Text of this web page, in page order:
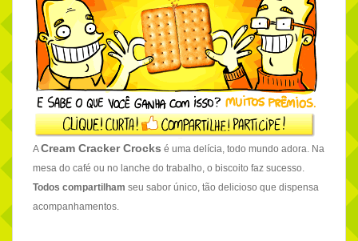
ACream Cracker Crocks é uma delícia, todo mundo adora. Na
mesa do café ou no lanche do trabalho, o biscoito faz sucesso.
Todos compartilham seu sabor único, tão delicioso que dispensa
acompanhamentos.